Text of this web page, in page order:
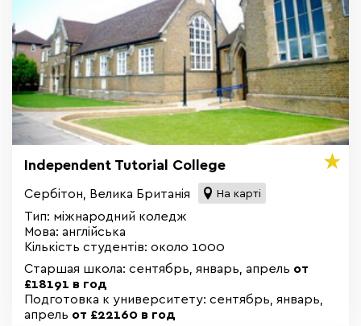
Independent Tutorial College
Сербітон, Велика Британія На карті
Тип: міжнародний коледж
Мова: англійська
Кількість студентів: около 1000
Старшая школа: сентябрь, январь, апрель от
£18191 в год
Подготовка к университету: сентябрь, январь,
апрель от £22160 в год